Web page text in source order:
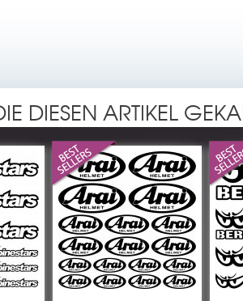
DIESEN ARTIKEL